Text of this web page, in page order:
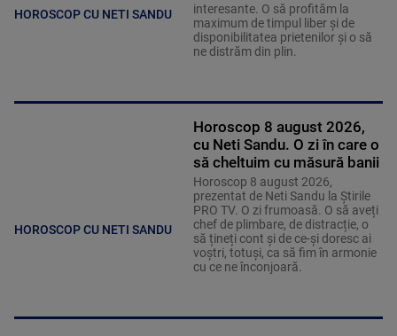
HOROSCOP CU NETI SANDU
interesante. O să profităm la
maximum de timpul liber și de
disponibilitatea prietenilor și o să
ne distrăm din plin.
HOROSCOP CU NETI SANDU
Horoscop 8 august 2026,
cu Neti Sandu. O zi în care o
să cheltuim cu măsură banii
Horoscop 8 august 2026,
prezentat de Neti Sandu la Știrile
PRO TV. O zi frumoasă. O să aveți
chef de plimbare, de distracție, o
să țineți cont și de ce-și doresc ai
voștri, totuși, ca să fim în armonie
cu ce ne înconjoară.